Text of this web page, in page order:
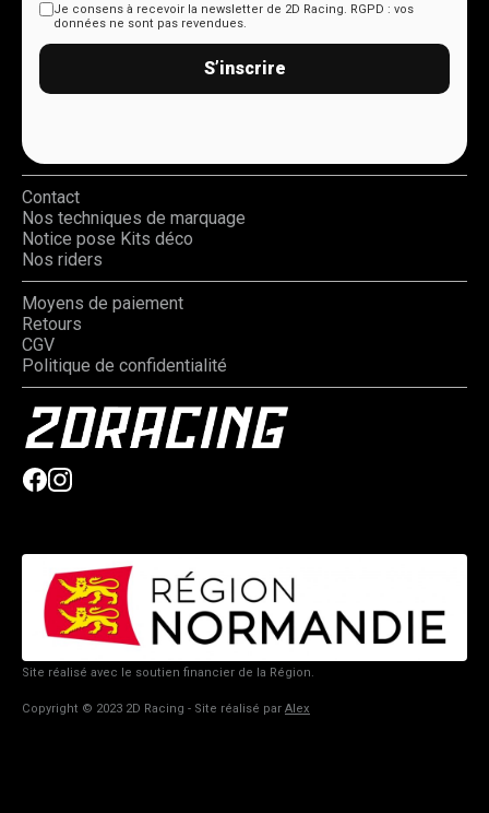
Je consens à recevoir la newsletter de 2D Racing. RGPD : vos
données ne sont pas revendues.
S’inscrire
Contact
Nos techniques de marquage
Notice pose Kits déco
Nos riders
Moyens de paiement
Retours
CGV
Politique de confidentialité
Site réalisé avec le soutien financier de la Région.
Copyright © 2023 2D Racing - Site réalisé par Alex